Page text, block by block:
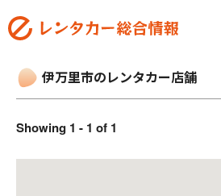
伊万里市のレンタカー店舗
Showing 1 - 1 of 1